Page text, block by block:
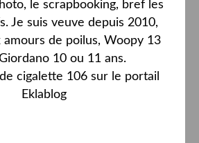
le scrapbooking, bref les
Je suis veuve depuis 2010,
amours de poilus, Woopy 13
10 ou 11 ans.
cigalette 106sur le portail
Eklablog